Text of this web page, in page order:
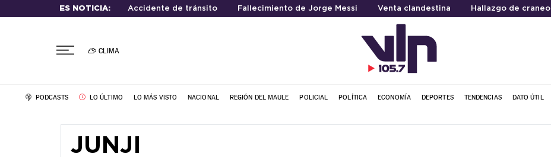
ES NOTICIA: Accidente de tránsito Fallecimiento de Jorge Messi Venta clandestina Hallazgo de craneo
CLIMA
PODCASTS LO ÚLTIMO LO MÁS VISTO NACIONAL REGIÓN DEL MAULE POLICIAL POLÍTICA ECONOMÍA DEPORTES TENDENCIAS DATO ÚTIL
JUNJI